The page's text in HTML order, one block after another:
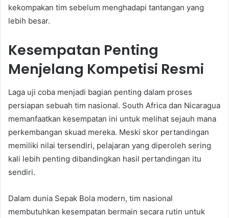
kekompakan tim sebelum menghadapi tantangan yang
lebih besar.
Kesempatan Penting
Menjelang Kompetisi Resmi
Laga uji coba menjadi bagian penting dalam proses
persiapan sebuah tim nasional. South Africa dan Nicaragua
memanfaatkan kesempatan ini untuk melihat sejauh mana
perkembangan skuad mereka. Meski skor pertandingan
memiliki nilai tersendiri, pelajaran yang diperoleh sering
kali lebih penting dibandingkan hasil pertandingan itu
sendiri.
Dalam dunia Sepak Bola modern, tim nasional
membutuhkan kesempatan bermain secara rutin untuk